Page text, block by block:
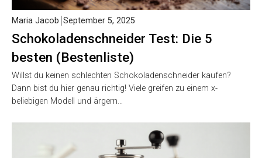
Schokoladenschneider Test: Die 5
besten (Bestenliste)
Maria Jacob September 5, 2025
Willst du keinen schlechten Schokoladenschneider kaufen?
Dann bist du hier genau richtig! Viele greifen zu einem x-
beliebigen Modell und ärgern…